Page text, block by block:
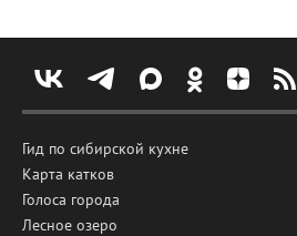
Гид по сибирской кухне
Карта катков
Голоса города
Лесное озеро